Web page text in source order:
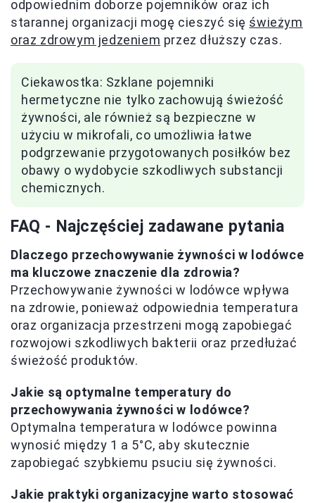
odpowiednim doborze pojemników oraz ich
starannej organizacji mogę cieszyć się świeżym
oraz zdrowym jedzeniem przez dłuższy czas.
Ciekawostka: Szklane pojemniki
hermetyczne nie tylko zachowują świeżość
żywności, ale również są bezpieczne w
użyciu w mikrofali, co umożliwia łatwe
podgrzewanie przygotowanych posiłków bez
obawy o wydobycie szkodliwych substancji
chemicznych.
FAQ - Najczęściej zadawane pytania
Dlaczego przechowywanie żywności w lodówce
ma kluczowe znaczenie dla zdrowia?
Przechowywanie żywności w lodówce wpływa
na zdrowie, ponieważ odpowiednia temperatura
oraz organizacja przestrzeni mogą zapobiegać
rozwojowi szkodliwych bakterii oraz przedłużać
świeżość produktów.
Jakie są optymalne temperatury do
przechowywania żywności w lodówce?
Optymalna temperatura w lodówce powinna
wynosić między 1 a 5°C, aby skutecznie
zapobiegać szybkiemu psuciu się żywności.
Jakie praktyki organizacyjne warto stosować